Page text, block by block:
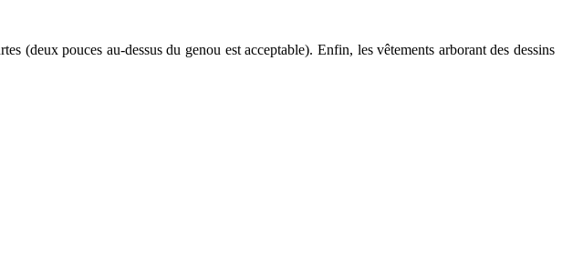
(deux pouces au-dessus du genou est acceptable). Enfin, les vêtements arborant des dessins